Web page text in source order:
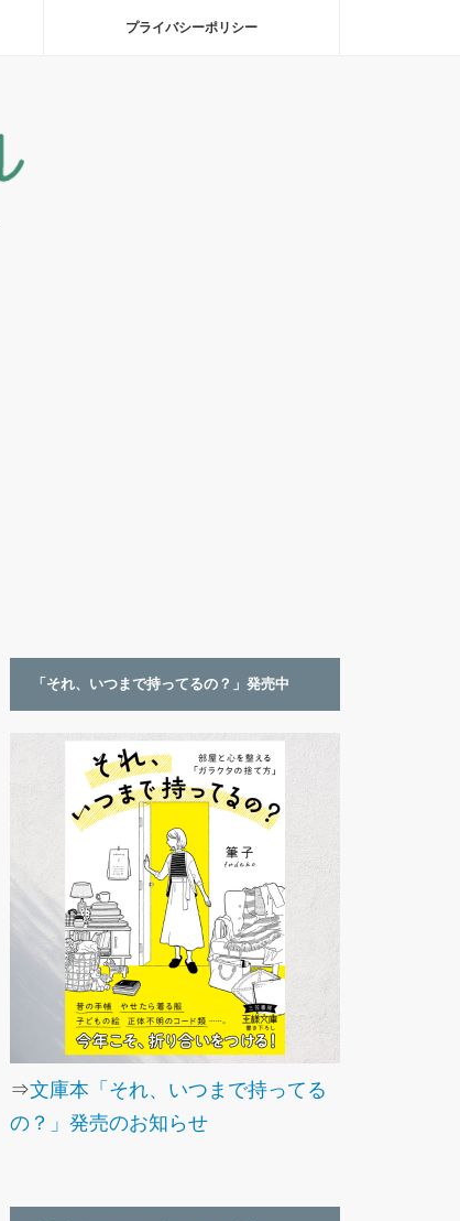
プライバシーポリシー
「それ、いつまで持ってるの？」発売中
⇒文庫本「それ、いつまで持ってる
の？」発売のお知らせ